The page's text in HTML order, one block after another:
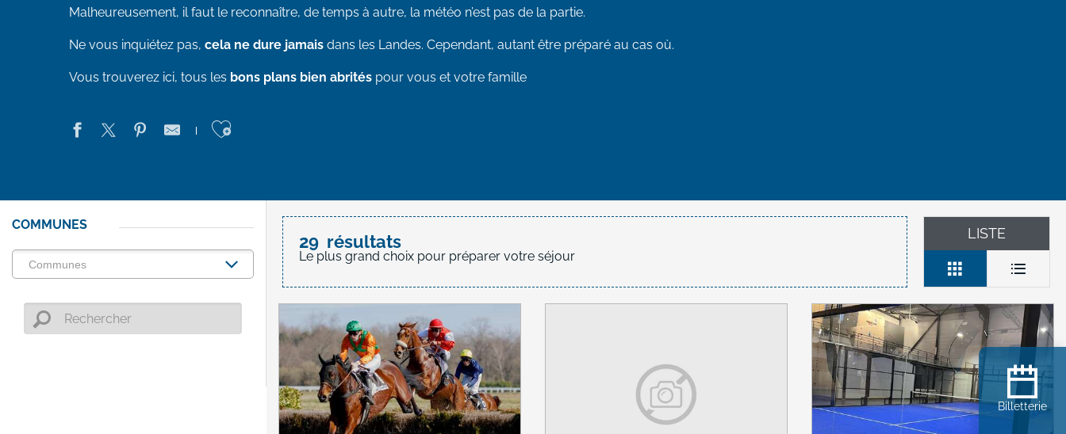
Billetterie
Malheureusement, il faut le reconnaître, de temps à autre, la météo n’est pas de la partie.
Ne vous inquiétez pas, cela ne dure jamais dans les Landes. Cependant, autant être préparé au cas où.
Vous trouverez ici, tous les bons plans bien abrités pour vous et votre famille
Ajouter aux favoris
COMMUNES
29 résultats
Le plus grand choix pour préparer votre séjour
LISTE